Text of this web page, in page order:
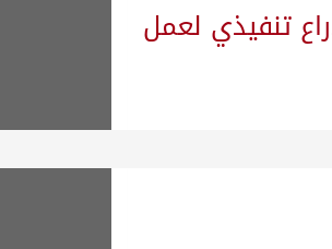
البترولية
تنفيذي لعمل